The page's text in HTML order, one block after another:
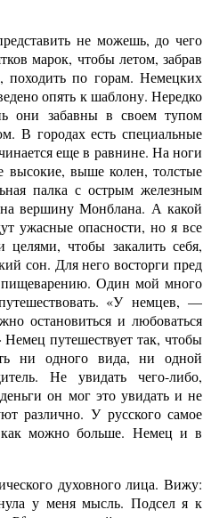
не можешь, до чего
марок, чтобы летом, забрав
походить по горам. Немецких
опять к шаблону. Нередко
они забавны в своем тупом
В городах есть специальные
еще в равнине. На ноги
выше колен, толстые
палка с острым железным
вершину Монблана. А какой
ужасные опасности, но я все
целями, чтобы закалить себя,
сон. Для него восторги пред
пищеварению. Один мой много
«У немцев, —
остановиться и любоваться
путешествует так, чтобы
ни одного вида, ни одной
Не увидать чего-либо,
он мог это увидать и не
различно. У русского самое
как можно больше. Немец и в
духовного лица. Вижу:
у меня мысль. Подсел я к